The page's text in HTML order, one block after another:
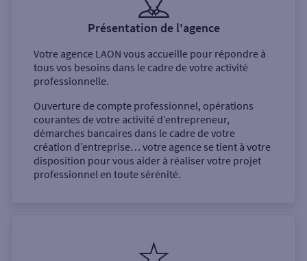
Présentation de l'agence
Votre agence LAON vous accueille pour répondre à
tous vos besoins dans le cadre de votre activité
professionnelle.
Ouverture de compte professionnel, opérations
courantes de votre activité d’entrepreneur,
démarches bancaires dans le cadre de votre
création d’entreprise… votre agence se tient à votre
disposition pour vous aider à réaliser votre projet
professionnel en toute sérénité.